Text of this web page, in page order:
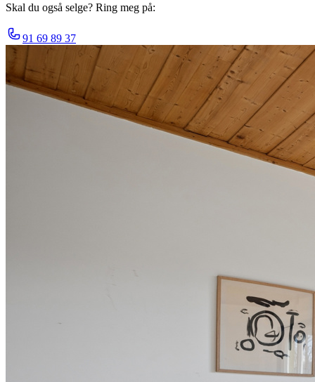
Skal du også selge? Ring meg på:
91 69 89 37